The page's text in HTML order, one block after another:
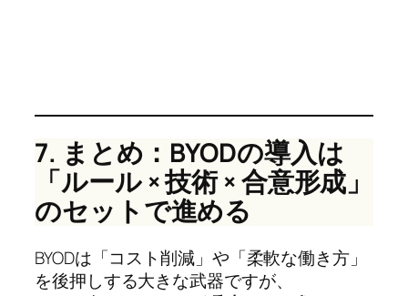
7. まとめ：BYODの導入は
「ルール × 技術 × 合意形成」
のセットで進める
BYODは「コスト削減」や「柔軟な働き方」
を後押しする大きな武器ですが、